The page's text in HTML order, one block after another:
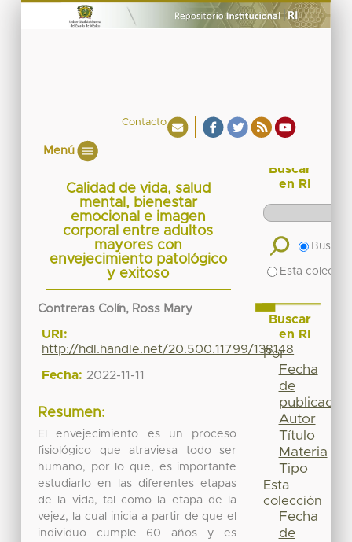
Contacto
Menú
Calidad de vida, salud
mental, bienestar
emocional e imagen
corporal entre adultos
mayores con
envejecimiento patológico
y exitoso
Contreras Colín, Ross Mary
URI:
http://hdl.handle.net/20.500.11799/138148
Fecha: 2022-11-11
Resumen:
El envejecimiento es un proceso
fisiológico que atraviesa todo ser
humano, por lo que, es importante
estudiarlo en las diferentes etapas
de la vida, tal como la etapa de la
vejez, la cual inicia a partir de que el
individuo cumple 60 años y es
Buscar
en RI
Buscar
Esta
Buscar
en RI
Por
Fecha
de
publicación
Autor
Título
Materia
Tipo
Esta
colección
Fecha
de